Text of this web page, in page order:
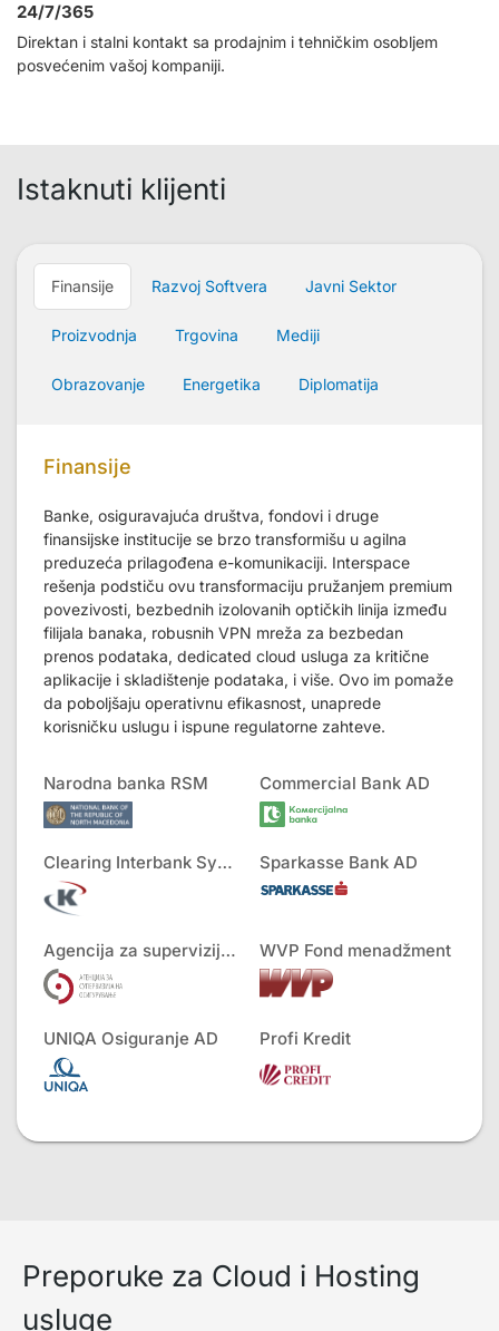
24/7/365
Direktan i stalni kontakt sa prodajnim i tehničkim osobljem
posvećenim vašoj kompaniji.
Istaknuti klijenti
Finansije Razvoj Softvera Javni Sektor
Proizvodnja Trgovina Mediji
Obrazovanje Energetika Diplomatija
Finansije
Banke, osiguravajuća društva, fondovi i druge
finansijske institucije se brzo transformišu u agilna
preduzeća prilagođena e-komunikaciji. Interspace
rešenja podstiču ovu transformaciju pružanjem premium
povezivosti, bezbednih izolovanih optičkih linija između
filijala banaka, robusnih VPN mreža za bezbedan
prenos podataka, dedicated cloud usluga za kritične
aplikacije i skladištenje podataka, i više. Ovo im pomaže
da poboljšaju operativnu efikasnost, unaprede
korisničku uslugu i ispune regulatorne zahteve.
Narodna banka RSM Commercial Bank AD
Clearing Interbank Systems AD Sparkasse Bank AD
Agencija za superviziju osiguranja WVP Fond menadžment
UNIQA Osiguranje AD Profi Kredit
Preporuke za Cloud i Hosting
usluge